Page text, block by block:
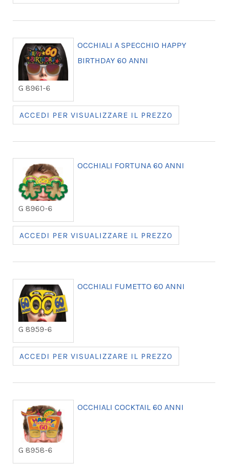
G 8961-6
OCCHIALI A SPECCHIO HAPPY
BIRTHDAY 60 ANNI
ACCEDI PER VISUALIZZARE IL PREZZO
G 8960-6
OCCHIALI FORTUNA 60 ANNI
ACCEDI PER VISUALIZZARE IL PREZZO
G 8959-6
OCCHIALI FUMETTO 60 ANNI
ACCEDI PER VISUALIZZARE IL PREZZO
G 8958-6
OCCHIALI COCKTAIL 60 ANNI